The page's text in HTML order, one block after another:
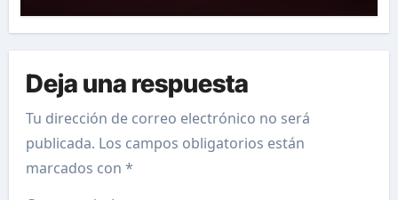
Deja una respuesta
Tu dirección de correo electrónico no será
publicada. Los campos obligatorios están
marcados con*